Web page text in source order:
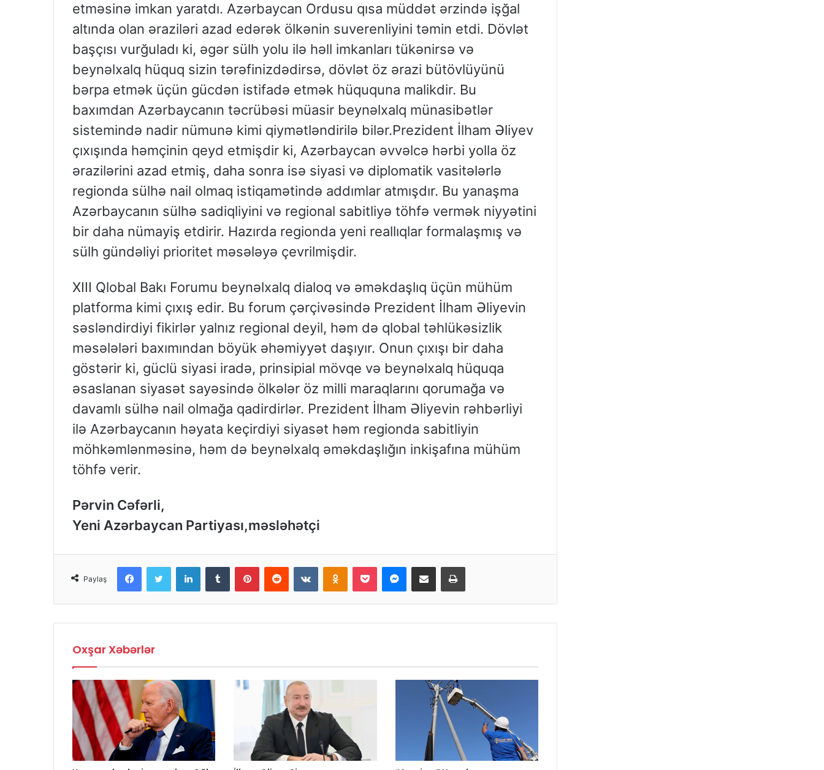
etməsinə imkan yaratdı. Azərbaycan Ordusu qısa müddət ərzində işğal
altında olan əraziləri azad edərək ölkənin suverenliyini təmin etdi. Dövlət
başçısı vurğuladı ki, əgər sülh yolu ilə həll imkanları tükənirsə və
beynəlxalq hüquq sizin tərəfinizdədirsə, dövlət öz ərazi bütövlüyünü
bərpa etmək üçün gücdən istifadə etmək hüququna malikdir. Bu
baxımdan Azərbaycanın təcrübəsi müasir beynəlxalq münasibətlər
sistemində nadir nümunə kimi qiymətləndirilə bilər.Prezident İlham Əliyev
çıxışında həmçinin qeyd etmişdir ki, Azərbaycan əvvəlcə hərbi yolla öz
ərazilərini azad etmiş, daha sonra isə siyasi və diplomatik vasitələrlə
regionda sülhə nail olmaq istiqamətində addımlar atmışdır. Bu yanaşma
Azərbaycanın sülhə sadiqliyini və regional sabitliyə töhfə vermək niyyətini
bir daha nümayiş etdirir. Hazırda regionda yeni reallıqlar formalaşmış və
sülh gündəliyi prioritet məsələyə çevrilmişdir.
XIII Qlobal Bakı Forumu beynəlxalq dialoq və əməkdaşlıq üçün mühüm
platforma kimi çıxış edir. Bu forum çərçivəsində Prezident İlham Əliyevin
səsləndirdiyi fikirlər yalnız regional deyil, həm də qlobal təhlükəsizlik
məsələləri baxımından böyük əhəmiyyət daşıyır. Onun çıxışı bir daha
göstərir ki, güclü siyasi iradə, prinsipial mövqe və beynəlxalq hüquqa
əsaslanan siyasət sayəsində ölkələr öz milli maraqlarını qorumağa və
davamlı sülhə nail olmağa qadirdirlər. Prezident İlham Əliyevin rəhbərliyi
ilə Azərbaycanın həyata keçirdiyi siyasət həm regionda sabitliyin
möhkəmlənməsinə, həm də beynəlxalq əməkdaşlığın inkişafına mühüm
töhfə verir.
Pərvin Cəfərli,
Yeni Azərbaycan Partiyası,məsləhətçi
Paylaş
Oxşar Xəbərlər